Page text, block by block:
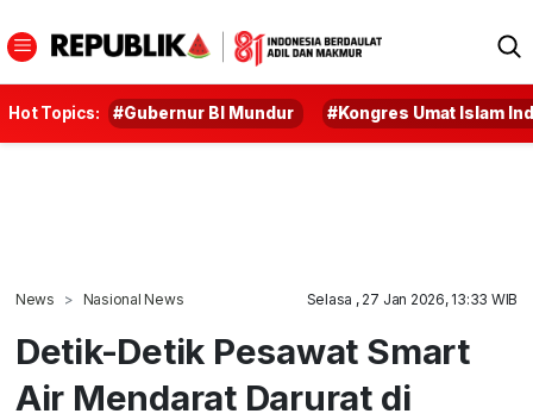
Hot Topics: #Gubernur BI Mundur #Kongres Umat Islam
News Nasional News Selasa , 27 Jan 2026, 13:33 WIB
Detik-Detik Pesawat Smart
Air Mendarat Darurat di